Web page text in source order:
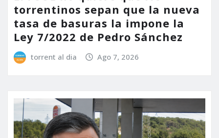
torrentinos sepan que la nueva
tasa de basuras la impone la
Ley 7/2022 de Pedro Sánchez
torrent al dia Ago 7, 2026